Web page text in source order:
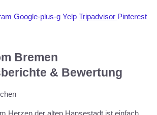
Google-plus-g Yelp Tripadvisor Pinterest
Bremen
& Bewertung
Herzen der alten Hansestadt ist einfach